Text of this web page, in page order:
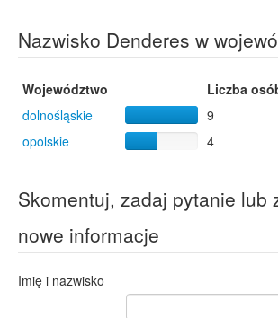
Nazwisko Denderes w
Województwo Liczba
dolnośląskie
9
opolskie
4
Skomentuj, zadaj pytanie lub
nowe informacje
Imię i nazwisko